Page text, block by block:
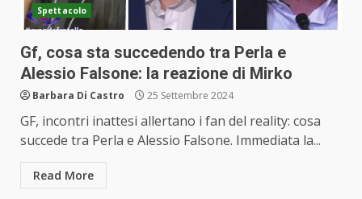
Spettacolo
Gf, cosa sta succedendo tra Perla e
Alessio Falsone: la reazione di Mirko
Barbara Di Castro 25 Settembre 2024
GF, incontri inattesi allertano i fan del reality: cosa
succede tra Perla e Alessio Falsone. Immediata la...
Read More